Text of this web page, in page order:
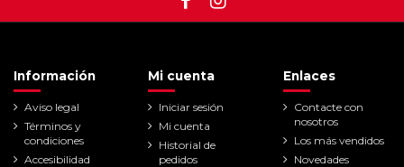
Información
Aviso legal
Términos y
condiciones
Accesibilidad
Mi cuenta
Iniciar sesión
Mi cuenta
Historial de
pedidos
Enlaces
Contacte con
nosotros
Los más vendidos
Novedades